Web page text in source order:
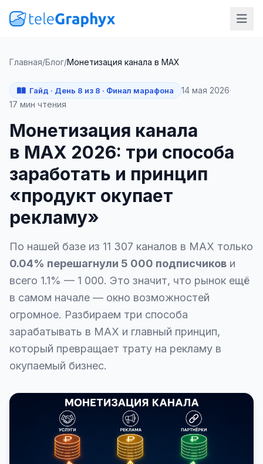
Главная/Блог/Монетизация канала в MAX
Гайд · День 8 из 8 · Финал марафона 14 мая 2026·
17 мин чтения
Монетизация канала
в MAX 2026: три способа
заработать и принцип
«продукт окупает
рекламу»
По нашей базе из 11 307 каналов в MAX только
0.04% перешагнули 5 000 подписчиков и
всего 1.1% — 1 000. Это значит, что рынок ещё
в самом начале — окно возможностей
огромное. Разбираем три способа
зарабатывать в MAX и главный принцип,
который превращает трату на рекламу в
окупаемый бизнес.